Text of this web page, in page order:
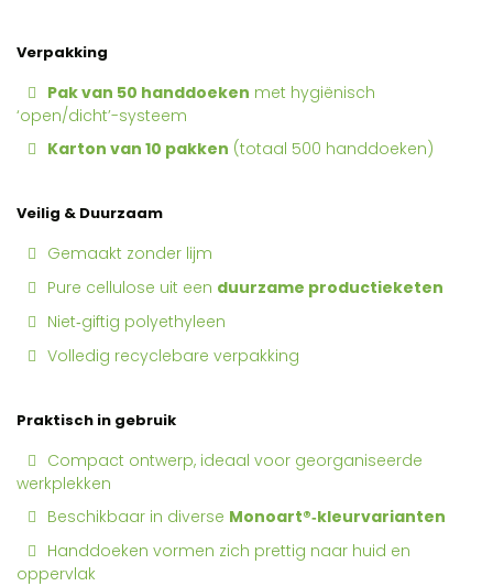
Verpakking
Pak van 50 handdoeken met hygiënisch
‘open/dicht’-systeem
Karton van 10 pakken (totaal 500 handdoeken)
Veilig & Duurzaam
Gemaakt zonder lijm
Pure cellulose uit een duurzame productieketen
Niet‑giftig polyethyleen
Volledig recyclebare verpakking
Praktisch in gebruik
Compact ontwerp, ideaal voor georganiseerde
werkplekken
Beschikbaar in diverse Monoart®‑kleurvarianten
Handdoeken vormen zich prettig naar huid en
oppervlak